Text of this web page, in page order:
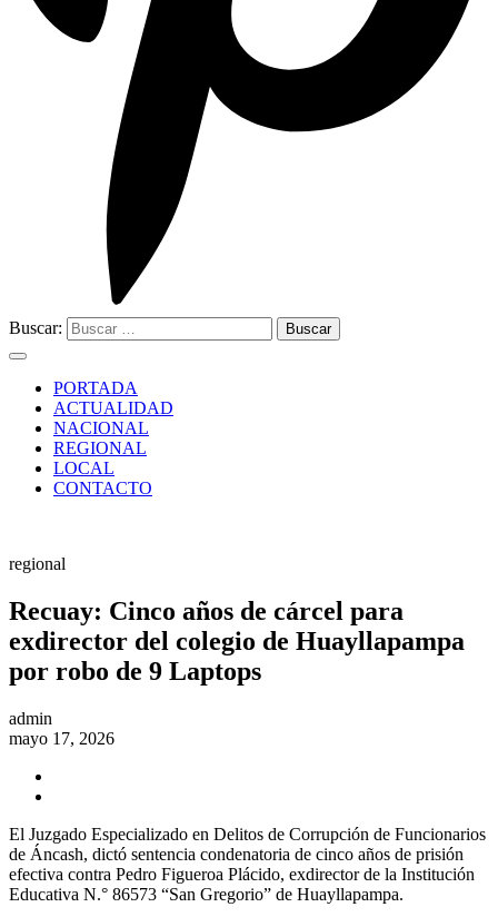
Buscar:
PORTADA
ACTUALIDAD
NACIONAL
REGIONAL
LOCAL
CONTACTO
regional
Recuay: Cinco años de cárcel para
exdirector del colegio de Huayllapampa
por robo de 9 Laptops
admin
mayo 17, 2026
El Juzgado Especializado en Delitos de Corrupción de Funcionarios
de Áncash, dictó sentencia condenatoria de cinco años de prisión
efectiva contra Pedro Figueroa Plácido, exdirector de la Institución
Educativa N.° 86573 “San Gregorio” de Huayllapampa.